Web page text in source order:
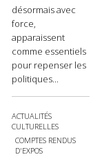
désormais avec
force,
apparaissent
comme essentiels
pour repenser les
politiques...
ACTUALITÉS
CULTURELLES
COMPTES RENDUS
D'EXPOS